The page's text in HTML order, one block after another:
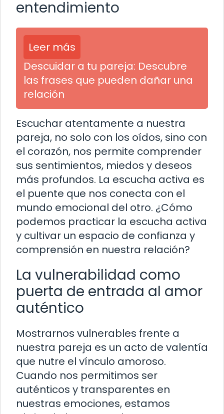
entendimiento
Leer más
Descuidar a tu pareja: Descubre
las frases que pueden dañar una
relación
Escuchar atentamente a nuestra
pareja, no solo con los oídos, sino con
el corazón, nos permite comprender
sus sentimientos, miedos y deseos
más profundos. La escucha activa es
el puente que nos conecta con el
mundo emocional del otro. ¿Cómo
podemos practicar la escucha activa
y cultivar un espacio de confianza y
comprensión en nuestra relación?
La vulnerabilidad como
puerta de entrada al amor
auténtico
Mostrarnos vulnerables frente a
nuestra pareja es un acto de valentía
que nutre el vínculo amoroso.
Cuando nos permitimos ser
auténticos y transparentes en
nuestras emociones, estamos